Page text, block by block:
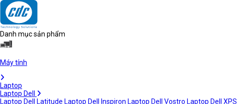
Danh mục sản phẩm
Máy tính
Laptop
Laptop Dell
Laptop Dell Latitude Laptop Dell Inspiron Laptop Dell Vostro Laptop Dell XPS